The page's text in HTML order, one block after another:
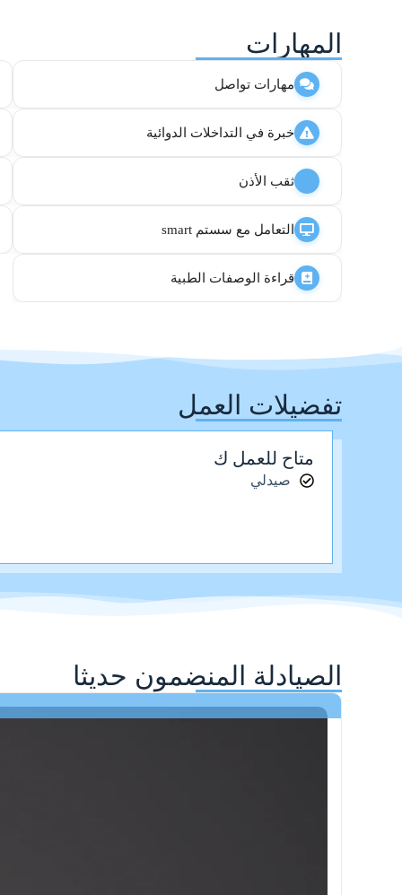
المهارات
مهارات تواصل
خبرة في التداخلات الدوائية
ثقب الأذن
التعامل مع سستم smart
قراءة الوصفات الطبية
تفضيلات العمل
متاح للعمل ك
صيدلي
الصيادلة المنضمون حديثا